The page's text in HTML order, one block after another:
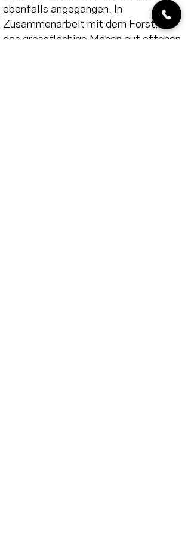
ebenfalls angegangen. In
Zusammenarbeit mit dem Forst, der
das grossflächige Mähen auf offenen